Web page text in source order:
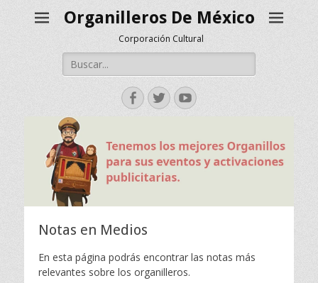
Organilleros De México
Corporación Cultural
Buscar:
Facebook
TwitterYouTube
Notas en Medios
En esta página podrás encontrar las notas más
relevantes sobre los organilleros.